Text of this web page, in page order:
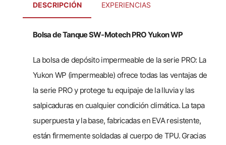
DESCRIPCIÓN EXPERIENCIAS
Bolsa de Tanque SW-Motech PRO Yukon WP
La bolsa de depósito impermeable de la serie PRO: La
Yukon WP (impermeable) ofrece todas las ventajas de
la serie PRO y protege tu equipaje de la lluvia y las
salpicaduras en cualquier condición climática. La tapa
superpuesta y la base, fabricadas en EVA resistente,
están firmemente soldadas al cuerpo de TPU. Gracias